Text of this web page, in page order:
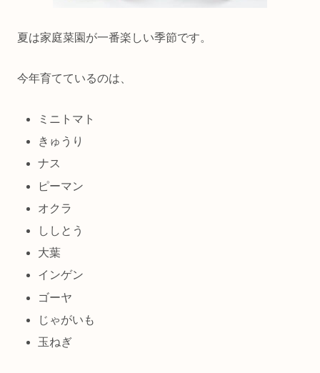
夏は家庭菜園が一番楽しい季節です。
今年育てているのは、
ミニトマト
きゅうり
ナス
ピーマン
オクラ
ししとう
大葉
インゲン
ゴーヤ
じゃがいも
玉ねぎ